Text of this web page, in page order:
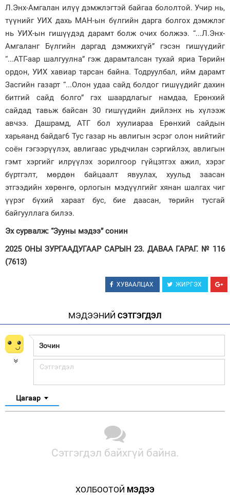
Л.Энх-Амгалан илүү дэмжлэгтэй байгаа бололтой. Учир нь,
түүнийг УИХ дахь МАН-ын бүлгийн дарга болгох дэмжлэг
нь УИХ-ын гишүүдэд дарамт болж очих болжээ. “...Л.Энх-
Амгаланг Бүлгийн даргад дэмжихгүй” гэсэн гишүүдийг
“...АТГ-аар шалгуулна” гэж дарамталсан тухай яриа Төрийн
ордон, УИХ хавиар тарсан байна. Тодруулбал, ийм дарамт
Засгийн газарт “...Олон удаа сайд болдог гишүүдийг дахин
битгий сайд болго” гэх шаардлагыг намдаа, Ерөнхий
сайдад тавьж байсан 30 гишүүдийн дийлэнх нь хүлээж
авчээ. Дашрамд, АТГ бол хуулиараа Ерөнхий сайдын
харьяанд байдаг6 Тус газар нь авлигын эсрэг олон нийтийг
соён гэгээрүүлэх, авлигаас урьдчилан сэргийлэх, авлигын
гэмт хэргийг илрүүлэх зорилгоор гүйцэтгэх ажил, хэрэг
бүртгэлт, мөрдөн байцаалт явуулах, хуульд заасан
этгээдийн хөрөнгө, орлогын мэдүүлгийг хянан шалгах чиг
үүрэг бүхий хараат бус, бие даасан, төрийн тусгай
байгууллага билээ.
Эх сурвалж: “Зууны мэдээ” сонин
2025 ОНЫ ЗУРГААДУГААР САРЫН 23. ДАВАА ГАРАГ. № 116
(7613)
ХУВААЛЦАХ ЖИРГЭХ
МЭДЭЭНИЙ СЭТГЭГДЭЛ
Цагаар
Сэтгэгдэл байхгүй байна.
ХОЛБООТОЙ МЭДЭЭ